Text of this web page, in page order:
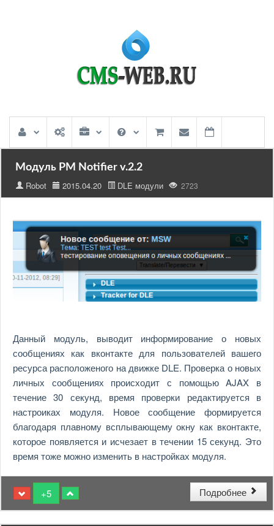
Модуль PM Notifier v.2.2
Robot 2015.04.20 DLE модули 2723
Данный модуль, выводит информирование о новых
сообщениях как вконтакте для пользователей вашего
ресурса расположеного на движке DLE. Проверка о новых
личных сообщениях происходит с помощью AJAX в
течение 30 секунд, время проверки редактируется в
настроиках модуля. Новое сообщение формируется
благодаря плавному всплывающему окну как вконтакте,
которое появляется и исчезает в течении 15 секунд. Это
время тоже можно изменить в настройках модуля.
+5 Подробнее